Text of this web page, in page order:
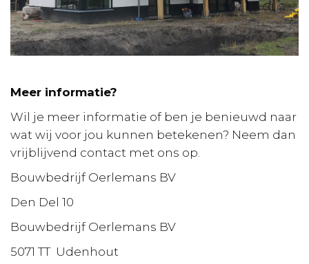
Meer informatie?
Wil je meer informatie of ben je benieuwd naar
wat wij voor jou kunnen betekenen? Neem dan
vrijblijvend contact met ons op.
Bouwbedrijf Oerlemans BV
Den Del 10
Bouwbedrijf Oerlemans BV
5071 TT Udenhout